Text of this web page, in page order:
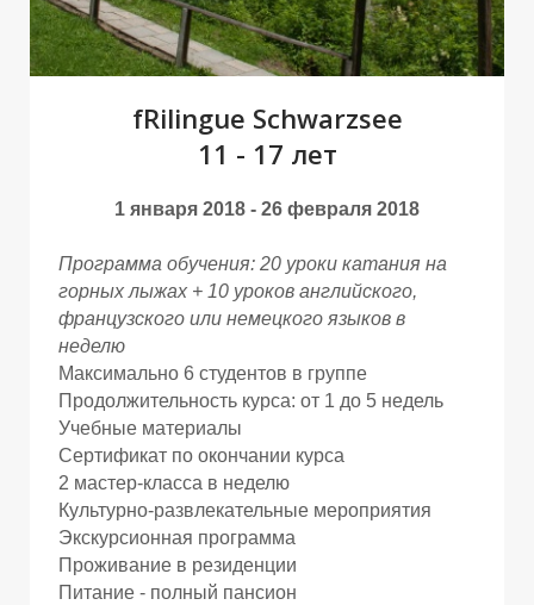
Ы
fRilingue Schwarzsee
11 - 17 лет
1 января 2018 - 26 февраля 2018
Программа обучения: 20 уроки катания на
горных лыжах + 10 уроков английского,
французского или немецкого языков в
неделю
Максимально 6 студентов в группе
Продолжительность курса: от 1 до 5 недель
Учебные материалы
Сертификат по окончании курса
2 мастер-класса в неделю
Культурно-развлекательные мероприятия
Экскурсионная программа
Проживание в резиденции
Питание - полный пансион
Ы